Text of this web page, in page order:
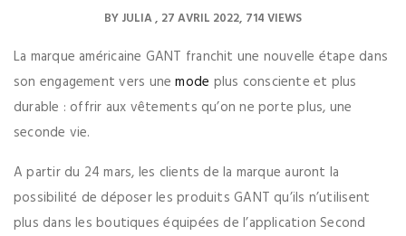
BYJULIA 27 AVRIL 2022 714 VIEWS
La marque américaine GANT franchit une nouvelle étape dans
son engagement vers unemode plus consciente et plus
durable : offrir aux vêtements qu’on ne porte plus, une
seconde vie.
A partir du 24 mars, les clients de la marque auront la
possibilité de déposer les produits GANT qu’ils n’utilisent
plus dans les boutiques équipées de l’application Second